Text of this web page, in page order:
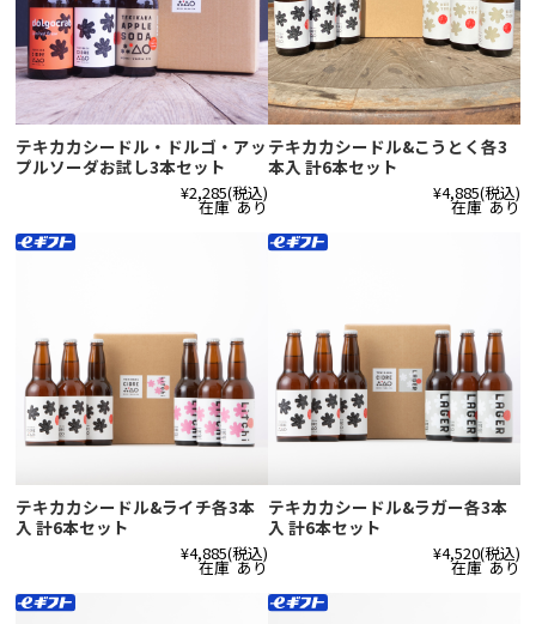
テキカカシードル・ドルゴ・アッ
プルソーダお試し3本セット
¥2,285(税込)
在庫 あり
テキカカシードル&こうとく各3
本入 計6本セット
¥4,885(税込)
在庫 あり
テキカカシードル&ライチ各3本
入 計6本セット
¥4,885(税込)
在庫 あり
テキカカシードル&ラガー各3本
入 計6本セット
¥4,520(税込)
在庫 あり